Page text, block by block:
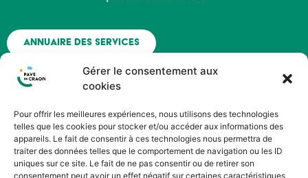
Gérer le consentement aux
cookies
Pour offrir les meilleures expériences, nous utilisons des technologies
telles que les cookies pour stocker et/ou accéder aux informations des
appareils. Le fait de consentir à ces technologies nous permettra de
traiter des données telles que le comportement de navigation ou les ID
uniques sur ce site. Le fait de ne pas consentir ou de retirer son
consentement peut avoir un effet négatif sur certaines caractéristiques
Annuaire des services
Nous contacter
Espace agent - Octime
Suivez nous !